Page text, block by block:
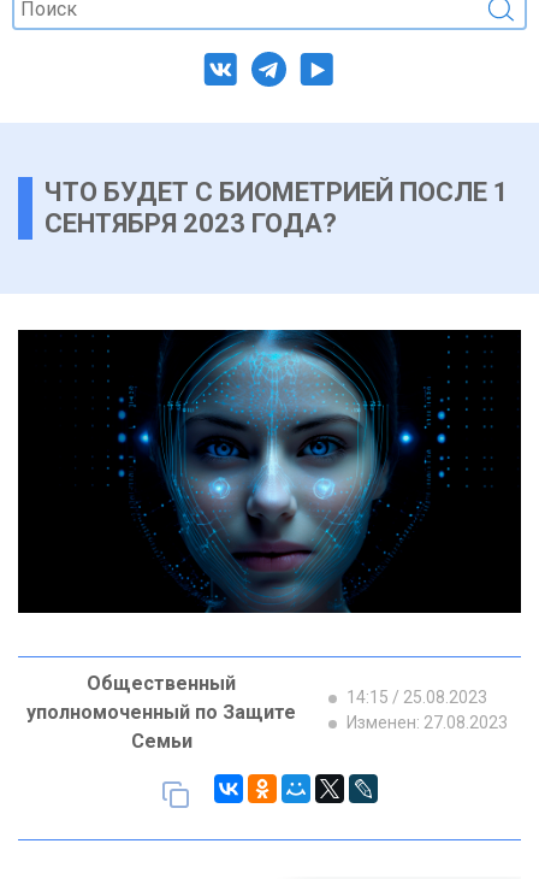
ЧТО БУДЕТ С БИОМЕТРИЕЙ ПОСЛЕ 1
СЕНТЯБРЯ 2023 ГОДА?
Общественный
уполномоченный по Защите
Семьи
14:15 / 25.08.2023
Изменен: 27.08.2023